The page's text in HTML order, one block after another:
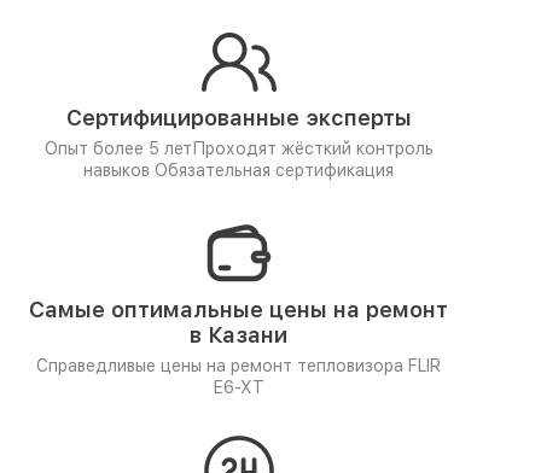
Сертифицированные эксперты
Опыт более 5 лет Проходят жёсткий контроль
навыков Обязательная сертификация
Самые оптимальные цены на ремонт
в Казани
Справедливые цены на ремонт тепловизора FLIR
E6-XT